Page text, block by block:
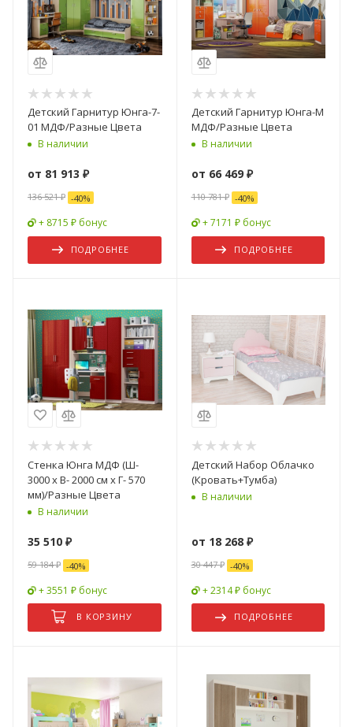
Детский Гарнитур Юнга-7-
01 МДФ/Разные Цвета
В наличии
от 81 913 ₽
136 521 ₽ -40%
+ 8715 ₽ бонус
ПОДРОБНЕЕ
Детский Гарнитур Юнга-М
МДФ/Разные Цвета
В наличии
от 66 469 ₽
110 781 ₽ -40%
+ 7171 ₽ бонус
ПОДРОБНЕЕ
Стенка Юнга МДФ (Ш-
3000 х В- 2000 см х Г- 570
мм)/Разные Цвета
В наличии
35 510 ₽
59 184₽ -40%
+ 3551 ₽ бонус
В КОРЗИНУ
Детский Набор Облачко
(Кровать+Тумба)
В наличии
от 18 268 ₽
30 447 ₽ -40%
+ 2314 ₽ бонус
ПОДРОБНЕЕ